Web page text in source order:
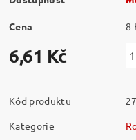
Cena
6,61 Kč
Kód produktu
Kategorie